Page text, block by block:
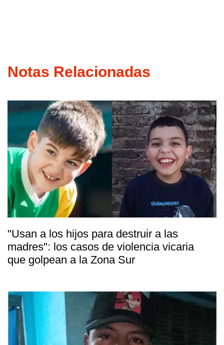
Notas Relacionadas
"Usan a los hijos para destruir a las
madres": los casos de violencia vicaria
que golpean a la Zona Sur